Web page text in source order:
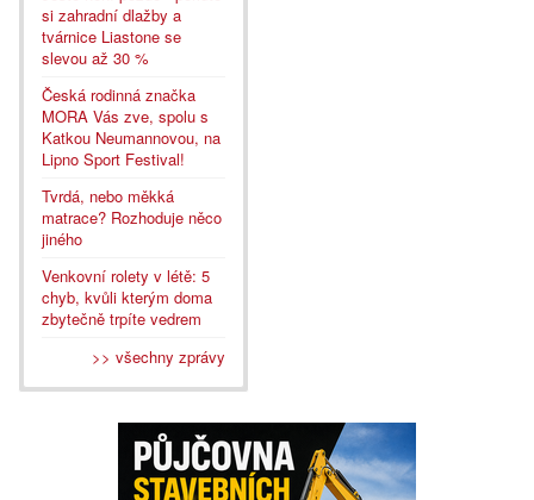
si zahradní dlažby a
tvárnice Liastone se
slevou až 30 %
Česká rodinná značka
MORA Vás zve, spolu s
Katkou Neumannovou, na
Lipno Sport Festival!
Tvrdá, nebo měkká
matrace? Rozhoduje něco
jiného
Venkovní rolety v létě: 5
chyb, kvůli kterým doma
zbytečně trpíte vedrem
>> všechny zprávy